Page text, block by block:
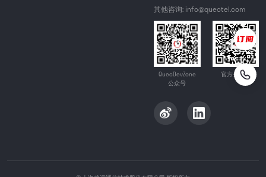
其他咨询: info@quectel.com
QuecDevZone
公众号
官方公众号